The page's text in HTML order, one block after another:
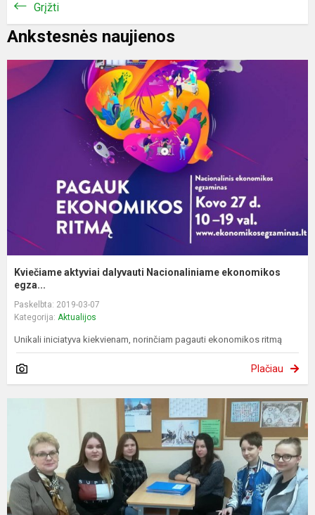
Grįžti
Ankstesnės naujienos
Kviečiame aktyviai dalyvauti Nacionaliniame ekonomikos
egza...
Paskelbta: 2019-03-07
Kategorija: Aktualijos
Unikali iniciatyva kiekvienam, norinčiam pagauti ekonomikos ritmą
Plačiau